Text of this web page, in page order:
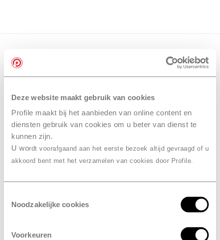
Deze website maakt gebruik van cookies
Profile maakt bij het aanbieden van online content en
diensten gebruik van cookies om u beter van dienst te
kunnen zijn.
U wordt voorafgaand aan het eerste bezoek altijd gevraagd of u
akkoord bent met het verzamelen van cookies door Profile.
Noodzakelijke cookies
Voorkeuren